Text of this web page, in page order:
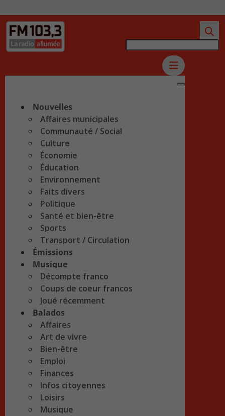
Nouvelles
Affaires municipales
Communauté / Social
Culture
Économie
Éducation
Environnement
Faits divers
Politique
Santé et bien-être
Sports
Transport / Circulation
Émissions
Musique
Décompte franco
Coups de coeur francos
Joué récemment
Balados
Affaires
Art de vivre
Bien-être
Emploi
Finances
Infos citoyennes
Loisirs
Musique